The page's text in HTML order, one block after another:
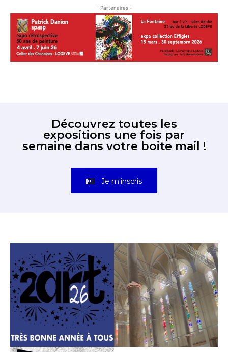
- Partenaires -
Découvrez toutes les
expositions une fois par
semaine dans votre boite mail !
Je m'inscris